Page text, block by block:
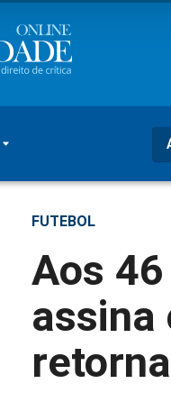
FUTEBOL
Aos
assina